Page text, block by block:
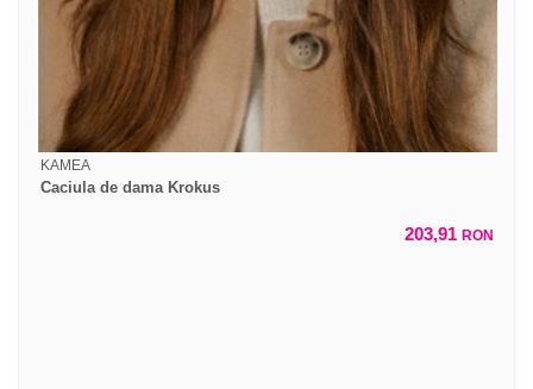
KAMEA
Caciula de dama Krokus
203,91 RON